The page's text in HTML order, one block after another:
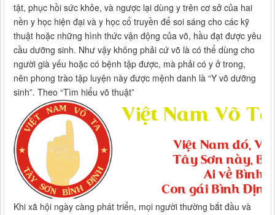
tật, phục hồi sức khỏe, và ngược lại dùng y trên cơ sở của hai
nền y học hiện đại và y học cổ truyền để soi sáng cho các kỹ
thuật hoặc những hình thức vận động của võ, hầu đạt được yêu
cầu dưỡng sinh. Như vậy không phải cứ võ là có thể dùng cho
người già yếu hoặc có bệnh tập được, mà phải có y ở trong,
nên phong trào tập luyện này được mệnh danh là “Y võ dưỡng
sinh”. Theo “Tìm hiểu võ thuật”
Khi xã hội ngày càng phát triển, mọi người thường bắt đầu và